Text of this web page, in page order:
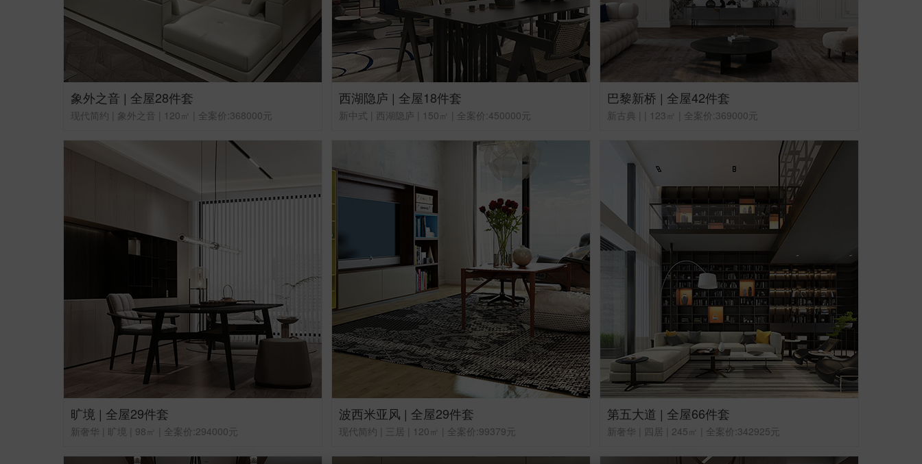
象外之音 | 全屋28件套
现代简约 | 象外之音 | 120㎡ | 全案价:368000元
西湖隐庐 | 全屋18件套
新中式 | 西湖隐庐 | 150㎡ | 全案价:450000元
巴黎新桥 | 全屋42件套
新古典 | | 123㎡ | 全案价:369000元
旷境 | 全屋29件套
新奢华 | 旷境 | 98㎡ | 全案价:294000元
波西米亚风 | 全屋29件套
现代简约 | 三居 | 120㎡ | 全案价:99379元
第五大道 | 全屋66件套
新奢华 | 四居 | 245㎡ | 全案价:342925元